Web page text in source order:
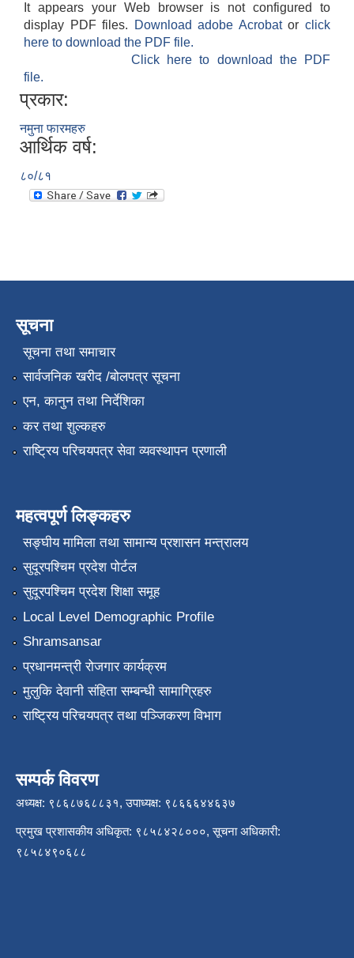
It appears your Web browser is not configured to
display PDF files.
Download adobe Acrobatorclick
here to download the PDF file.
Click here to download the PDF
file.
प्रकार:
नमुना फारमहरु
आर्थिक वर्ष:
८०/८१
सूचना
सूचना तथा समाचार
सार्वजनिक खरीद /बोलपत्र सूचना
एन, कानुन तथा निर्देशिका
कर तथा शुल्कहरु
राष्ट्रिय परिचयपत्र सेवा व्यवस्थापन प्रणाली
महत्वपूर्ण लिङ्कहरु
सङ्‍घीय मामिला तथा सामान्य प्रशासन मन्त्रालय
सुदूरपश्चिम प्रदेश पोर्टल
सुदूरपश्चिम प्रदेश शिक्षा समूह
Local Level Demographic Profile
Shramsansar
प्रधानमन्त्री रोजगार कार्यक्रम
मुलुकि देवानी संहिता सम्बन्धी सामाग्रिहरु
राष्ट्रिय परिचयपत्र तथा पञ्जिकरण विभाग
सम्पर्क विवरण
अध्यक्ष: ९८६८७६८८३१, उपाध्यक्ष: ९८६६६४४६३७
प्रमुख प्रशासकीय अधिकृत: ९८५८४२८०००, सूचना अधिकारी:
९८५८४९०६८८